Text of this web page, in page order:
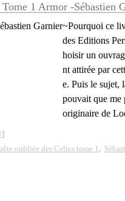
1 Armor -Sébastien
~Pourquoi ce
des Editions
hoisir un
nt attirée par
e. Puis le sujet,
pouvait que me
originaire de
]
oubliée des Celtes tome 1,